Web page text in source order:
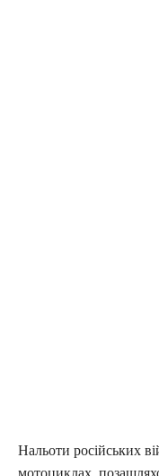
Нальоти російських
мотоциклах,